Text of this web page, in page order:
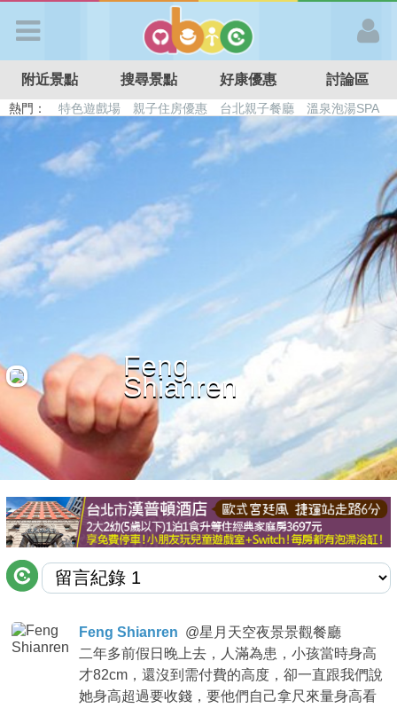
APP登入
首 頁
搜尋景點
好康優惠
最新留言
商家合作
推薦景點
討論區
聯絡我們
APP下載
附近景點 搜尋景點 好康優惠 討論區
熱門： 特色遊戲場 親子住房優惠 台北親子餐廳
溫泉泡湯SPA
溜滑梯民宿
觀光工廠 日本親子景點
Feng
Shianren
Feng Shianren @星月天空夜景景觀餐廳
二年多前假日晚上去，人滿為患，小孩當時身高
才82cm，還沒到需付費的高度，卻一直跟我們說
她身高超過要收錢，要他們自己拿尺來量身高看